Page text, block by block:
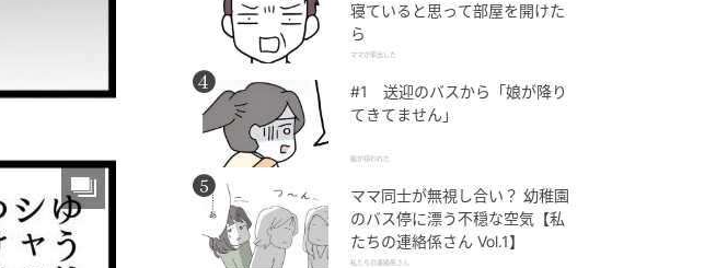
寝ていると思って部屋を開けた
ら
ママが家出した
#1 送迎のバスから「娘が降り
てきてません」
娘が拐われた
ママ同士が無視し合い？ 幼稚園
のバス停に漂う不穏な空気【私
たちの連絡係さん Vol.1】
私たちの連絡係さん